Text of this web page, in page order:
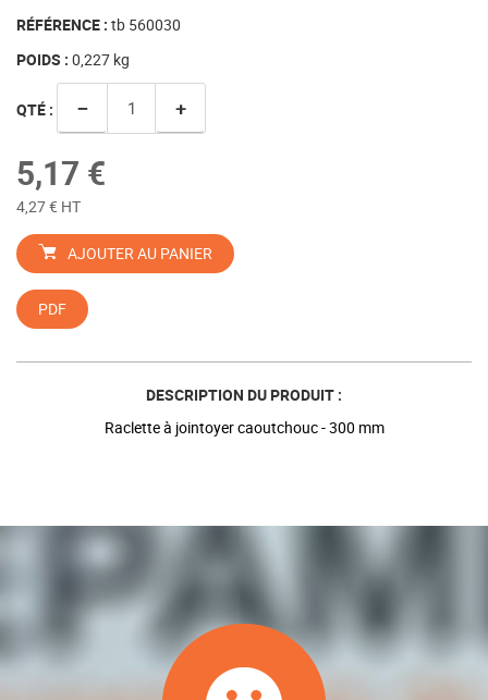
RÉFÉRENCE : tb 560030
POIDS : 0,227 kg
QTÉ : − +
5,17 €
4,27 € HT
AJOUTER AU PANIER
PDF
DESCRIPTION DU PRODUIT :
Raclette à jointoyer caoutchouc - 300 mm